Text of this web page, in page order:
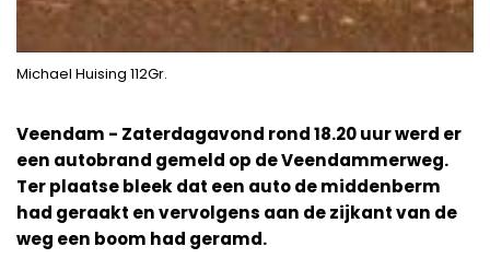
Michael Huising 112Gr.
Veendam - Zaterdagavond rond 18.20 uur werd er
een autobrand gemeld op de Veendammerweg.
Ter plaatse bleek dat een auto de middenberm
had geraakt en vervolgens aan de zijkant van de
weg een boom had geramd.